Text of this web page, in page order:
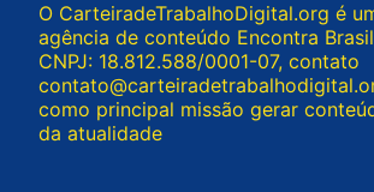
O CarteiradeTrabalhoDigital.org é
agência de conteúdo Encontra
CNPJ: 18.812.588/0001-07, contato
como principal missão gerar
da atualidade